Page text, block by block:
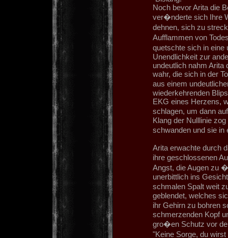
Noch bevor Arita die
ver�nderte sich Ihre
dehnen, sich zu
Aufflammen von
quetschte sich in
Unendlichkeit zur
undeutlich nahm
wahr, die sich in der
aus einem
wiederkehrenden
EKG eines Herzens,
schlagen, um dann
Klang der Nulllinie
schwanden und sie
Arita erwachte durch
ihre geschlossenen
Angst, die Augen zu
unerbittlich ins
schmalen Spalt weit
geblendet, welches
ihr Gehirn zu bohren
schmerzenden Kopf
gro�en Schutz vor
"Keine Sorge, du